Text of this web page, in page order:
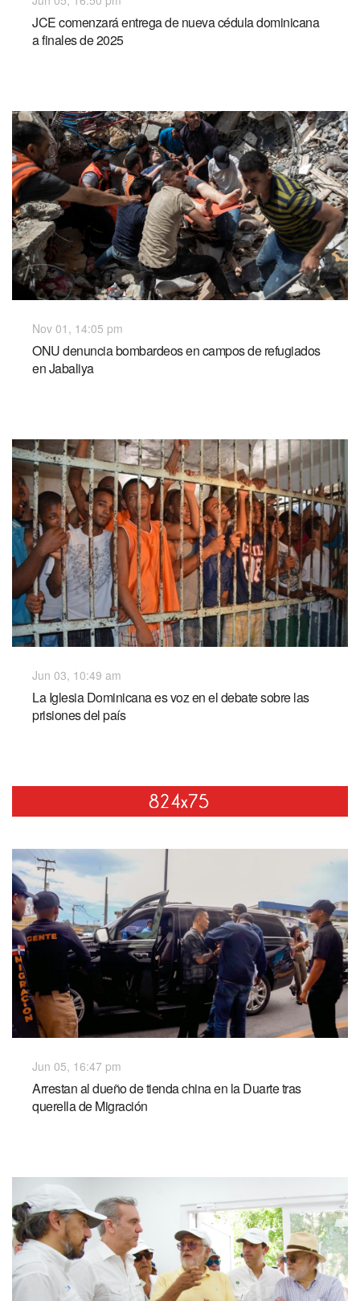
JCE comenzará entrega de nueva cédula dominicana
a finales de 2025
Nov 01, 14:05 pm
ONU denuncia bombardeos en campos de refugiados
en Jabaliya
Jun 03, 10:49 am
La Iglesia Dominicana es voz en el debate sobre las
prisiones del país
Jun 05, 16:47 pm
Arrestan al dueño de tienda china en la Duarte tras
querella de Migración